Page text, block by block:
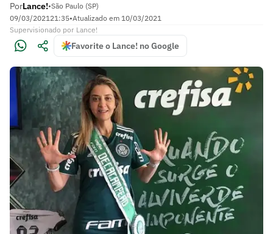
PorLance!•São Paulo (SP)
09/03/202121:35•Atualizado em 10/03/2021
Supervisionado por Lance!
Favorite o Lance! no Google